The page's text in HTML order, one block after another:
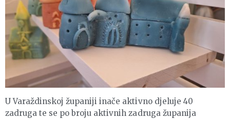
U Varaždinskoj županiji inače aktivno djeluje 40
zadruga te se po broju aktivnih zadruga županija